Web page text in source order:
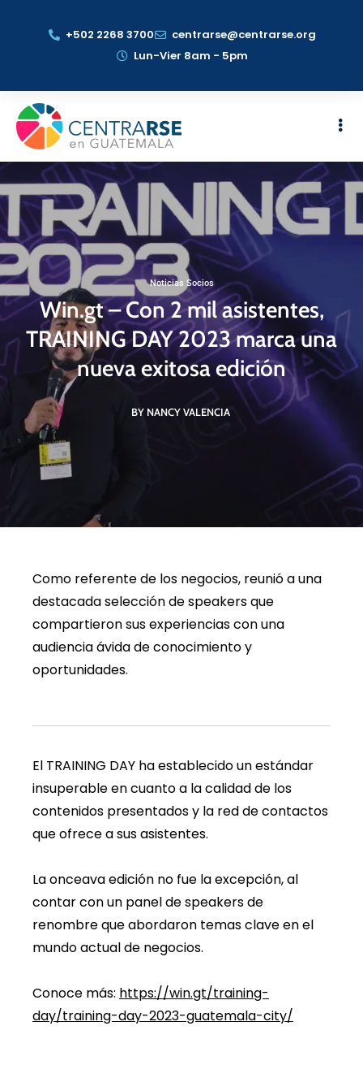
+502 2268 3700
centrarse@centrarse.org
Lun-Vier 8am - 5pm
Noticias Socios
Win.gt – Con 2 mil asistentes,
TRAINING DAY 2023 marca una
nueva exitosa edición
BY NANCY VALENCIA
Como referente de los negocios, reunió a una
destacada selección de speakers que
compartieron sus experiencias con una
audiencia ávida de conocimiento y
oportunidades.
El TRAINING DAY ha establecido un estándar
insuperable en cuanto a la calidad de los
contenidos presentados y la red de contactos
que ofrece a sus asistentes.
La onceava edición no fue la excepción, al
contar con un panel de speakers de
renombre que abordaron temas clave en el
mundo actual de negocios.
Conoce más: https://win.gt/training-
day/training-day-2023-guatemala-city/